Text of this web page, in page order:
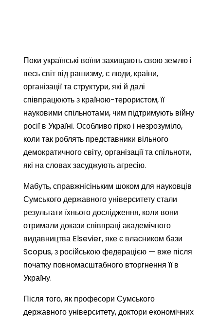
Поки українські воїни захищають свою землю і
весь світ від рашизму, є люди, країни,
організації та структури, які й далі
співпрацюють з країною-терористом, її
науковими спільнотами, чим підтримують війну
росії в Україні. Особливо гірко і незрозуміло,
коли так роблять представники вільного
демократичного світу, організації та спільноти,
які на словах засуджують агресію.
Мабуть, справжнісіньким шоком для науковців
Сумськогодержавного університету стали
результати їхнього дослідження, коли вони
отримали докази співпраці академічного
видавництва Elsevier, яке є власником бази
Scopus, з російською федерацією — вже після
початку повномасштабного вторгнення її в
Україну.
Після того, як професори Сумського
державного університету, доктори економічних